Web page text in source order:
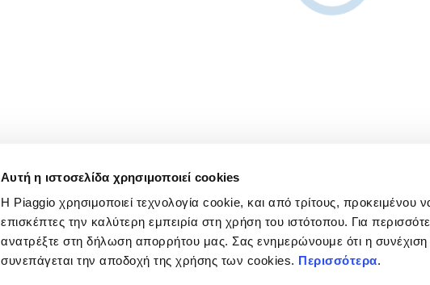
Αυτή η ιστοσελίδα χρησιμοποιεί cookies
Η Piaggio χρησιμοποιεί τεχνολογία cookie, και από τρίτους, προκειμένου
επισκέπτες την καλύτερη εμπειρία στη χρήση του ιστότοπου. Για
ανατρέξτε στη δήλωση απορρήτου μας. Σας ενημερώνουμε ότι η
συνεπάγεται την αποδοχή της χρήσης των cookies. Περισσότερα.